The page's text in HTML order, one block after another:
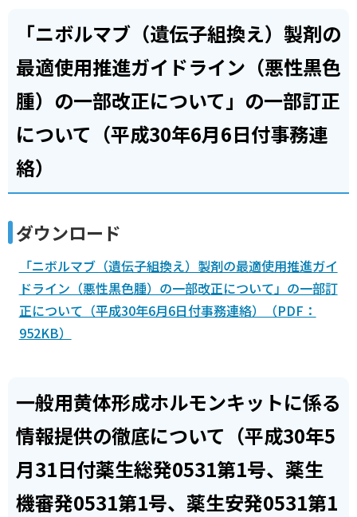
「ニボルマブ（遺伝子組換え）製剤の
最適使用推進ガイドライン（悪性黒色
腫）の一部改正について」の一部訂正
について（平成30年6月6日付事務連
絡）
ダウンロード
「ニボルマブ（遺伝子組換え）製剤の最適使用推進ガイ
ドライン（悪性黒色腫）の一部改正について」の一部訂
正について（平成30年6月6日付事務連絡）（PDF：
952KB）
一般用黄体形成ホルモンキットに係る
情報提供の徹底について（平成30年5
月31日付薬生総発0531第1号、薬生
機審発0531第1号、薬生安発0531第1